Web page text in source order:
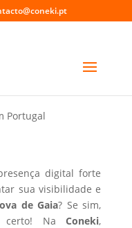
Vila Nova de
Portugal
digital forte
sua visibilidade e
de Gaia? Se sim,
certo! NaConeki,